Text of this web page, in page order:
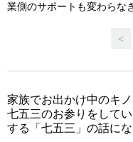
業側のサポートも変わらな
<
家族でお出かけ中のキノ
七五三のお参りをして
する「七五三」の話にな